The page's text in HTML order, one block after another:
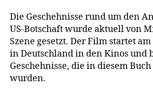
Die Geschehnisse rund um den
US-Botschaft wurde aktuell von
Szene gesetzt. Der Film startet
in Deutschland in den Kinos und
Geschehnisse, die in diesem
wurden.